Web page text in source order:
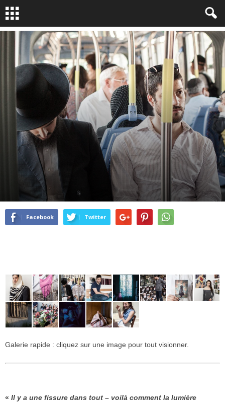
À LA UNE ! RELIRE PHOTOJOURNALISME SOCIÉTÉ
INTERVIEW
WORK IN PROGRESS
Nathalie Hof Mai 19, 2017 9557 0
Facebook Twitter
Galerie rapide : cliquez sur une image pour tout visionner.
« Il y a une fissure dans tout – voilà comment la lumière